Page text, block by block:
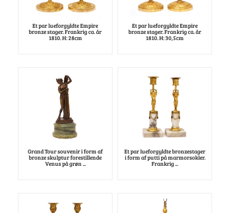
Et par lueforgyldte Empire
bronze stager. Frankrig ca. år
1810. H: 28cm
Et par lueforgyldte Empire
bronze stager. Frankrig ca. år
1810. H: 30,5cm
Grand Tour souvenir i form af
bronze skulptur forestillende
Venus på grøn ...
Et par lueforgyldte bronzestager
i form af putti på marmorsokler.
Frankrig ...